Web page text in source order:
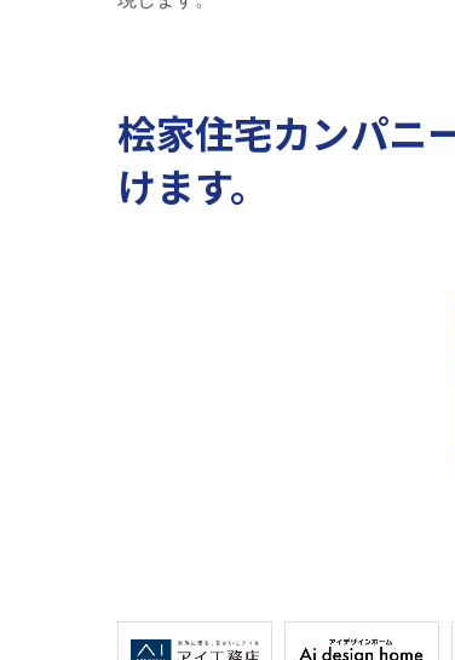
桧家住宅カンパニ
けます。